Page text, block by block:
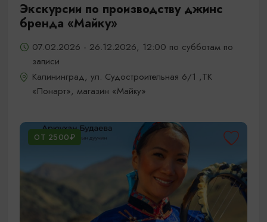
Экскурсии по производству джинс
бренда «Майку»
07.02.2026 - 26.12.2026, 12:00 по субботам по
записи
Калининград, ул. Судостроительная 6/1 ,ТК
«Понарт», магазин «Майку»
ОТ 2500₽